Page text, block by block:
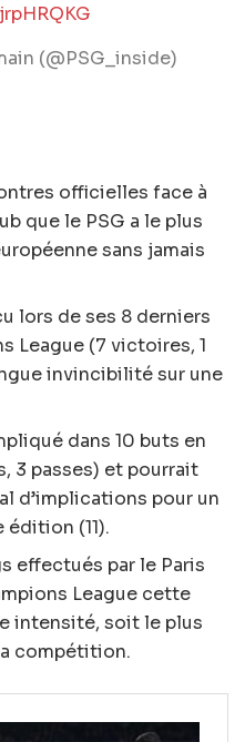
(@PSG_inside)
officielles face à
que le PSG a le plus
sans jamais
lors de ses 8 derniers
League (7 victoires, 1
invincibilité sur une
dans 10 buts en
3 passes) et pourrait
d’implications pour un
édition (11).
effectués par le Paris
League cette
intensité, soit le plus
compétition.